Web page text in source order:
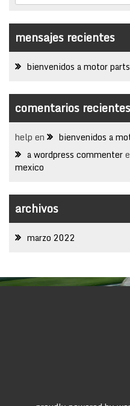
mensajes recientes
bienvenidos a motor
comentarios recientes
help en
bienvenidos a
a wordpress commenter
mexico
archivos
marzo 2022